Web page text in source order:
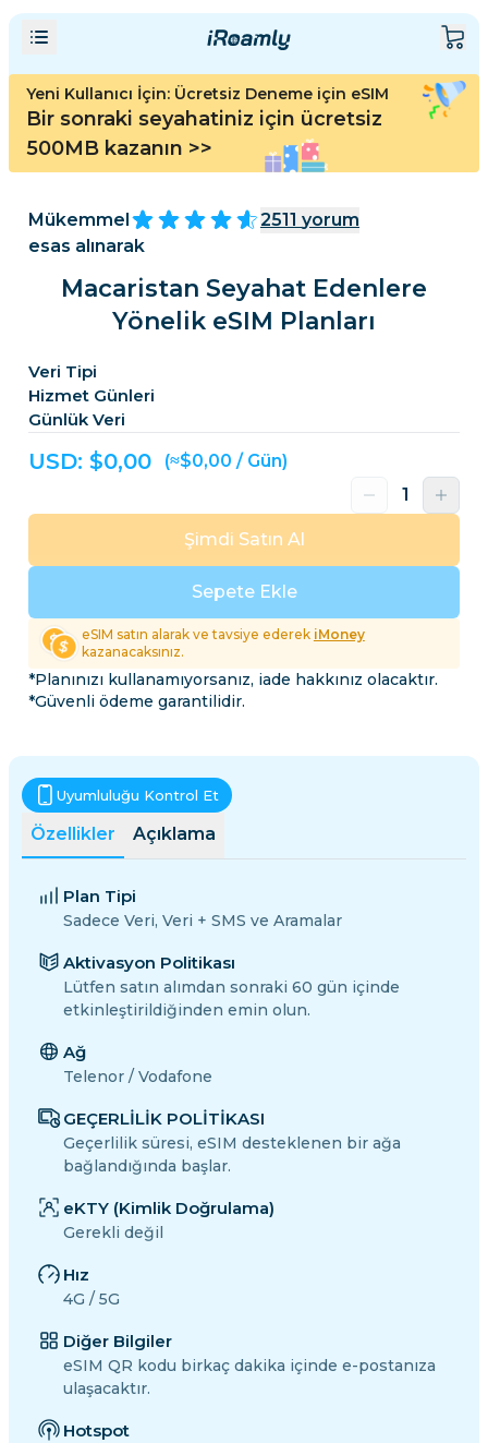
Yeni Kullanıcı İçin: Ücretsiz Deneme için eSIM
Bir sonraki seyahatiniz için ücretsiz
500MB kazanın >>
Mükemmel 2511 yorum
esas alınarak
Macaristan Seyahat Edenlere
Yönelik eSIM Planları
Veri Tipi
Hizmet Günleri
Günlük Veri
USD: $0,00 (≈$0,00 / Gün)
Sepete Ekle
Şimdi Satın Al
eSIM satın alarak ve tavsiye ederek iMoney
kazanacaksınız.
*Planınızı kullanamıyorsanız, iade hakkınız olacaktır.
*Güvenli ödeme garantilidir.
Özellikler Açıklama
Uyumluluğu Kontrol Et
Plan Tipi
Sadece Veri, Veri + SMS ve Aramalar
Aktivasyon Politikası
Lütfen satın alımdan sonraki 60 gün içinde
etkinleştirildiğinden emin olun.
Ağ
Telenor / Vodafone
GEÇERLİLİK POLİTİKASI
Geçerlilik süresi, eSIM desteklenen bir ağa
bağlandığında başlar.
eKTY (Kimlik Doğrulama)
Gerekli değil
Hız
4G / 5G
Diğer Bilgiler
eSIM QR kodu birkaç dakika içinde e-postanıza
ulaşacaktır.
Hotspot